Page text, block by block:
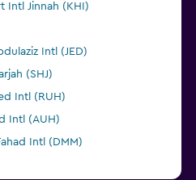
Intl Jinnah (KHI)
Intl (JED)
(SHJ)
Intl (RUH)
Intl (AUH)
Intl (DMM)